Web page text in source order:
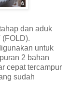
dan aduk
untuk
2 bahan
cepat tercampur
sudah